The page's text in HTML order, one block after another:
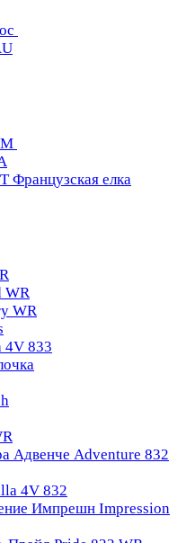
Французская елка
WR
WR
4V 833
Адвенче Adventure 832
4V 832
Импрешн Impression